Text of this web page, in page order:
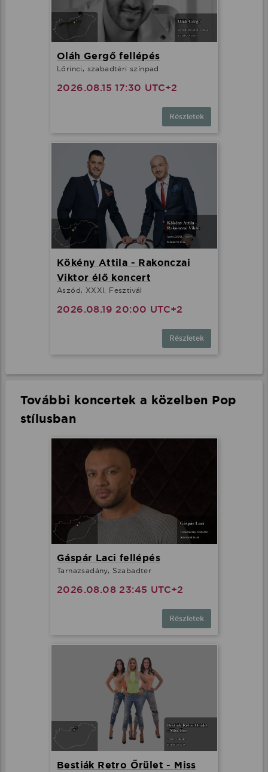
Oláh Gergő fellépés
Lőrinci, szabadtéri színpad
2026.08.15 17:30 UTC+2
Részletek
Kökény Attila - Rakonczai
Viktor élő koncert
Aszód, XXXI. Fesztivál
2026.08.19 20:00 UTC+2
Részletek
További koncertek a közelben Pop
stílusban
Gáspár Laci fellépés
Tarnazsadány, Szabadter
2026.08.08 23:45 UTC+2
Részletek
Bestiák Retro Őrület - Miss